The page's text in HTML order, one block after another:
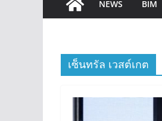
NEWS
BIM
เซ็นทรัล เวสต์เกต